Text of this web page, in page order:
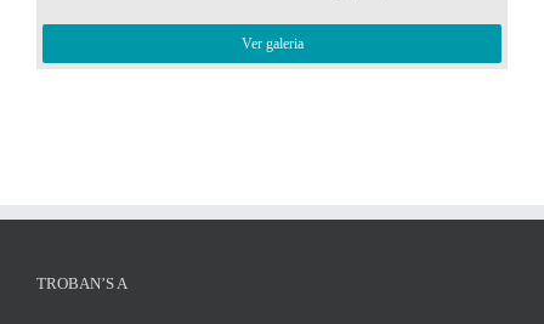
Ver galeria
TROBAN’S A